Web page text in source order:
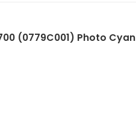
(0779C001) Photo Cyan